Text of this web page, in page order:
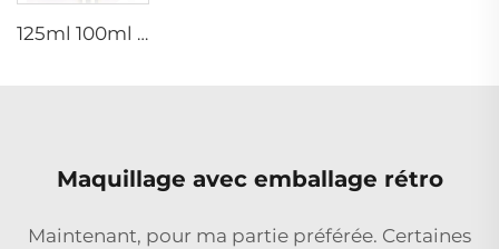
125ml 100ml 60ml 15ml 100g 50g 30g kit de soins de la peau en verre pompe cosmétique pulvérisateur sérum tonique flacon
Maquillage avec emballage rétro
Maintenant, pour ma partie préférée. Certaines